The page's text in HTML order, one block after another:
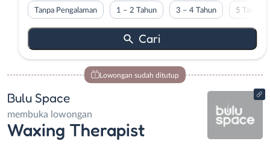
Tanpa Pengalaman 1 – 2 Tahun 3 – 4 Tahun 5 Tahun
Lowongan sudah ditutup
Bulu Space
membuka lowongan
Waxing Therapist